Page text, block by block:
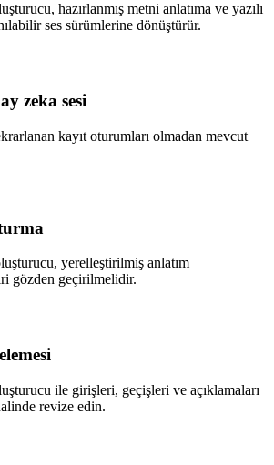
hazırlanmış metni anlatıma ve yazılı
ses sürümlerine dönüştürür.
zeka sesi
kayıt oturumları olmadan mevcut
yerelleştirilmiş anlatım
gözden geçirilmelidir.
ile girişleri, geçişleri ve açıklamaları
revize edin.